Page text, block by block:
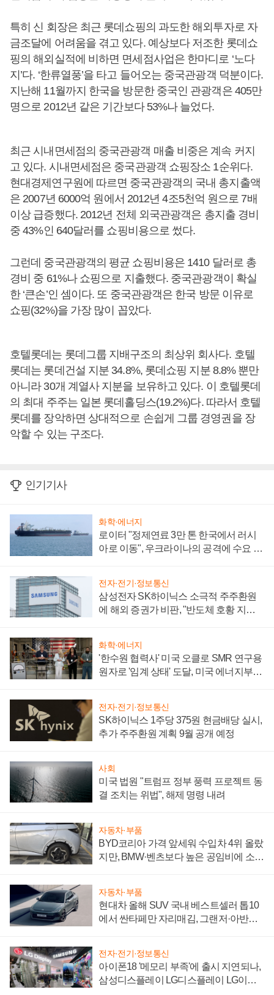
특히 신 회장은 최근 롯데쇼핑의 과도한 해외투자로 자
금조달에 어려움을 겪고 있다. 예상보다 저조한 롯데쇼
핑의 해외실적에 비하면 면세점사업은 한마디로 ‘노다
지’다. ‘한류열풍’을 타고 들어오는 중국관광객 덕분이다.
지난해 11월까지 한국을 방문한 중국인 관광객은 405만
명으로 2012년 같은 기간보다 53%나 늘었다.
최근 시내면세점의 중국관광객 매출 비중은 계속 커지
고 있다. 시내면세점은 중국관광객 쇼핑장소 1순위다.
현대경제연구원에 따르면 중국관광객의 국내 총지출액
은 2007년 6000억 원에서 2012년 4조5천억 원으로 7배
이상 급증했다. 2012년 전체 외국관광객은 총지출 경비
중 43%인 640달러를 쇼핑비용으로 썼다.
그런데 중국관광객의 평균 쇼핑비용은 1410 달러로 총
경비 중 61%나 쇼핑으로 지출했다. 중국관광객이 확실
한 ‘큰손’인 셈이다. 또 중국관광객은 한국 방문 이유로
쇼핑(32%)을 가장 많이 꼽았다.
호텔롯데는 롯데그룹 지배구조의 최상위 회사다. 호텔
롯데는 롯데건설 지분 34.8%, 롯데쇼핑 지분 8.8% 뿐만
아니라 30개 계열사 지분을 보유하고 있다. 이 호텔롯데
의 최대 주주는 일본 롯데홀딩스(19.2%)다. 따라서 호텔
롯데를 장악하면 상대적으로 손쉽게 그룹 경영권을 장
악할 수 있는 구조다.
인기기사
화학·에너지
로이터 "정제연료 3만 톤 한국에서 러시
아로 이동", 우크라이나의 공격에 수요 늘
전자·전기·정보통신
삼성전자 SK하이닉스 소극적 주주환원
에 해외 증권가 비판, "반도체 호황 지속
화학·에너지
'한수원 협력사' 미국 오클로 SMR 연구용
원자로 '임계 상태' 도달, 미국 에너지부
전자·전기·정보통신
SK하이닉스 1주당 375원 현금배당 실시,
추가 주주환원 계획 9월 공개 예정
사회
미국 법원 "트럼프 정부 풍력 프로젝트 동
결 조치는 위법", 해제 명령 내려
자동차·부품
BYD코리아 가격 앞세워 수입차 4위 올랐
지만, BMW·벤츠보다 높은 공임비에 소비
자동차·부품
현대차 올해 SUV 국내 베스트셀러 톱10
에서 싼타페만 자리매김, 그랜저·아반떼
전자·전기·정보통신
아이폰18 '메모리 부족'에 출시 지연되나,
삼성디스플레이 LG디스플레이 LG이노